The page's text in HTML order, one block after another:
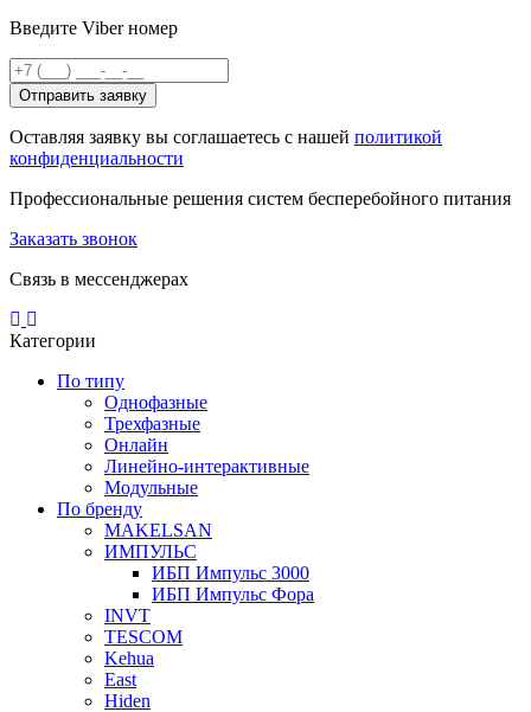
Введите Viber номер
Отправить заявку
Оставляя заявку вы соглашаетесь с нашей политикой
конфиденциальности
Профессиональные решения систем бесперебойного питания
Заказать звонок
Связь в мессенджерах
Категории
По типу
Однофазные
Трехфазные
Онлайн
Линейно-интерактивные
Модульные
По бренду
MAKELSAN
ИМПУЛЬС
ИБП Импульс 3000
ИБП Импульс Фора
INVT
TESCOM
Kehua
East
Hiden